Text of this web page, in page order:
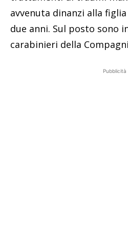
avvenuta dinanzi alla
due anni. Sul posto sono
carabinieri della
Pubblicità